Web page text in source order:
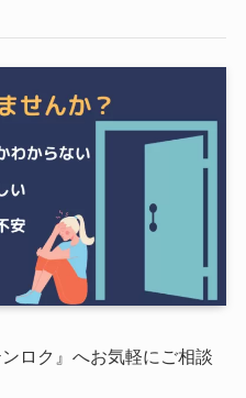
ロク』へお気軽にご相談